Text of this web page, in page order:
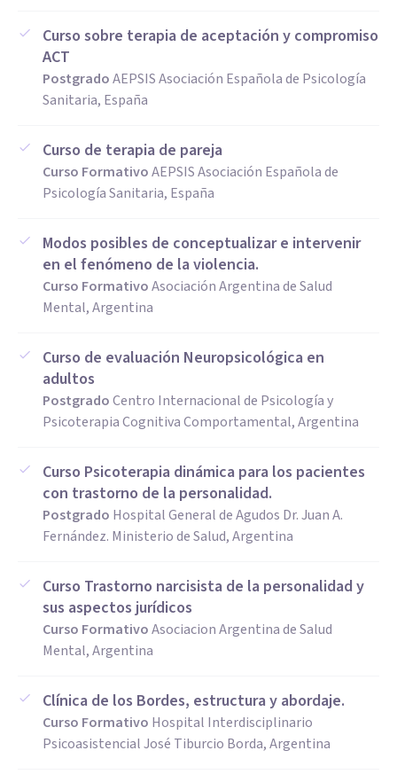
Curso sobre terapia de aceptación y compromiso
ACT
PostgradoAEPSIS Asociación Española de Psicología
Sanitaria, España
Curso de terapia de pareja
Curso FormativoAEPSIS Asociación Española de
Psicología Sanitaria, España
Modos posibles de conceptualizar e intervenir
en el fenómeno de la violencia.
Curso FormativoAsociación Argentina de Salud
Mental, Argentina
Curso de evaluación Neuropsicológica en
adultos
PostgradoCentro Internacional de Psicología y
Psicoterapia Cognitiva Comportamental, Argentina
Curso Psicoterapia dinámica para los pacientes
con trastorno de la personalidad.
Postgrado Hospital General de Agudos Dr. Juan A.
Fernández. Ministerio de Salud, Argentina
Curso Trastorno narcisista de la personalidad y
sus aspectos jurídicos
Curso FormativoAsociacion Argentina de Salud
Mental, Argentina
Clínica de los Bordes, estructura y abordaje.
Curso Formativo Hospital Interdisciplinario
Psicoasistencial José Tiburcio Borda, Argentina